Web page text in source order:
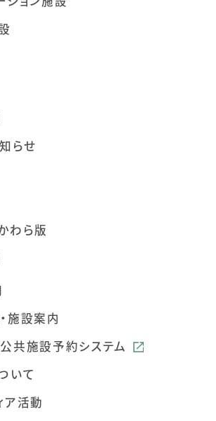
らせ
わら版
施設案内
共施設予約システム
いて
ア活動